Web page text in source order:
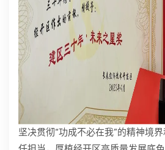
坚决贯彻“功成不必在我”的精神境